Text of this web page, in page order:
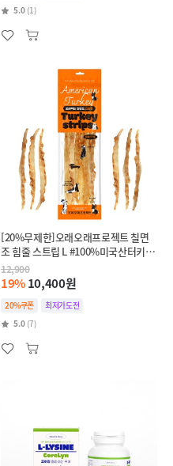
5.0 (1)
[20%무제한]오래오래프로젝트 칠면
조 힘줄 스트립 L #100%미국산터키 #
첨가물제로 #부드럽고오래먹는
12,900
19%10,400원
20%쿠폰
최저가도전
5.0 (7)